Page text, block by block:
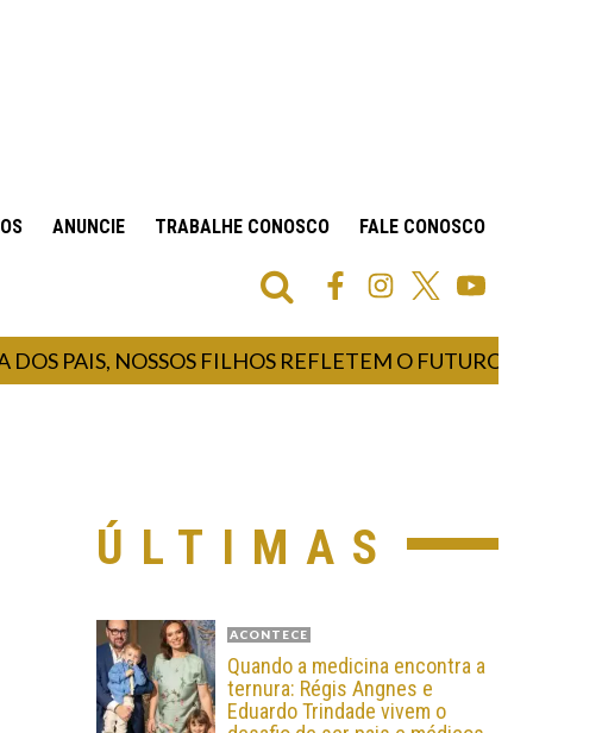
ANUNCIE TRABALHE CONOSCO FALE CONOSCO
NOSSOS FILHOS REFLETEM O FUTURO E NOS
ÚLTIMAS
ACONTECE
Quando a medicina encontra a
ternura: Régis Angnes e
Eduardo Trindade vivem o